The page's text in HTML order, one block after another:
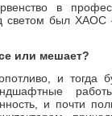
в
светом был
или мешает?
и тогда
и почти